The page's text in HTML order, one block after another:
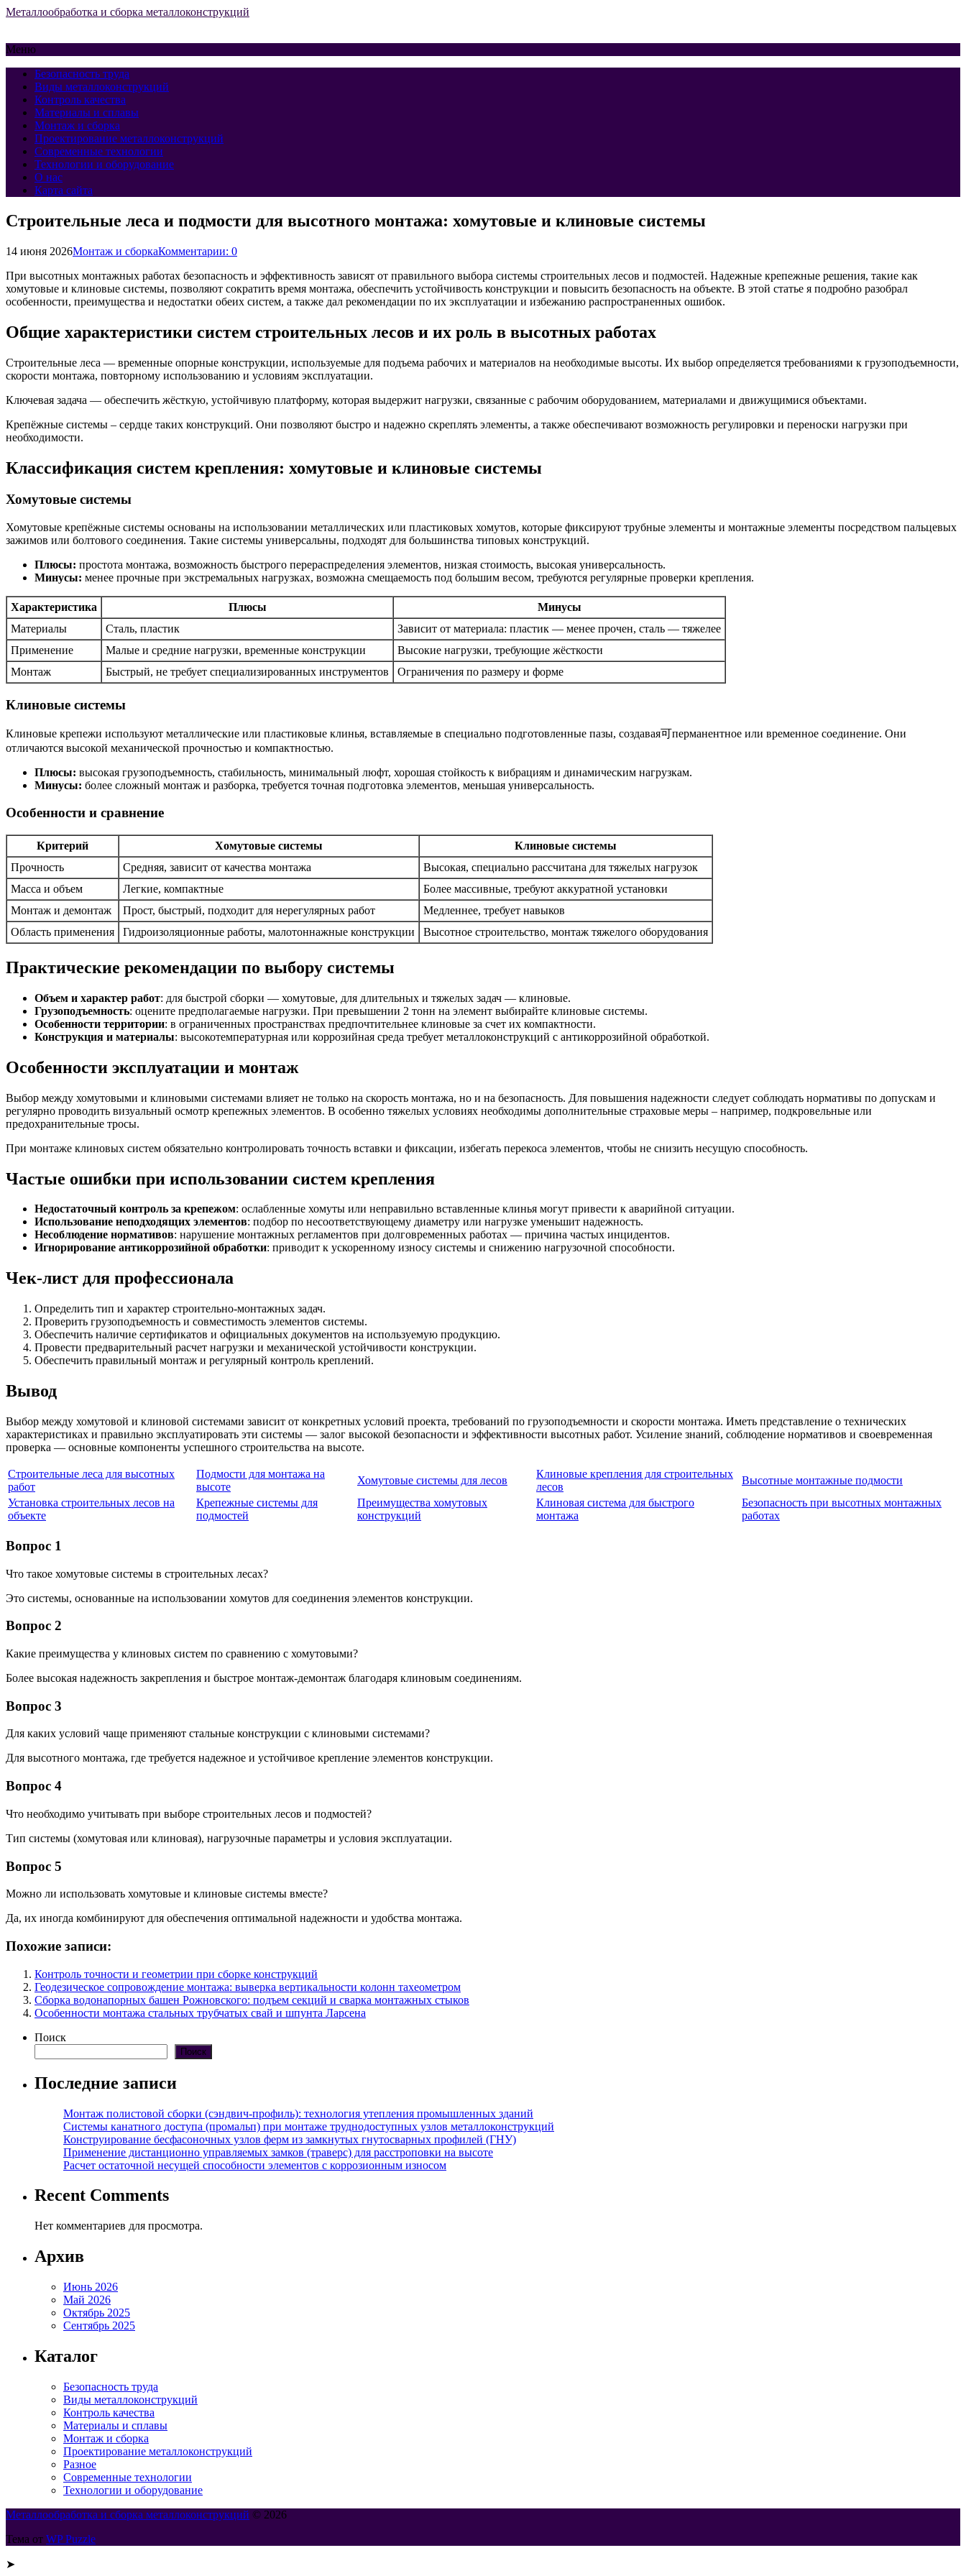
Металлообработка и сборка металлоконструкций
Меню
Безопасность труда
Виды металлоконструкций
Контроль качества
Материалы и сплавы
Монтаж и сборка
Проектирование металлоконструкций
Современные технологии
Технологии и оборудование
О нас
Карта сайта
Строительные леса и подмости для высотного монтажа: хомутовые и клиновые системы
14 июня 2026Монтаж и сборкаКомментарии: 0
При высотных монтажных работах безопасность и эффективность зависят от правильного выбора системы строительных лесов и подмостей. Надежные крепежные решения, такие как
хомутовые и клиновые системы, позволяют сократить время монтажа, обеспечить устойчивость конструкции и повысить безопасность на объекте. В этой статье я подробно разобрал
особенности, преимущества и недостатки обеих систем, а также дал рекомендации по их эксплуатации и избежанию распространенных ошибок.
Общие характеристики систем строительных лесов и их роль в высотных работах
Строительные леса — временные опорные конструкции, используемые для подъема рабочих и материалов на необходимые высоты. Их выбор определяется требованиями к грузоподъемности,
скорости монтажа, повторному использованию и условиям эксплуатации.
Ключевая задача — обеспечить жёсткую, устойчивую платформу, которая выдержит нагрузки, связанные с рабочим оборудованием, материалами и движущимися объектами.
Крепёжные системы – сердце таких конструкций. Они позволяют быстро и надежно скреплять элементы, а также обеспечивают возможность регулировки и переноски нагрузки при
необходимости.
Классификация систем крепления: хомутовые и клиновые системы
Хомутовые системы
Хомутовые крепёжные системы основаны на использовании металлических или пластиковых хомутов, которые фиксируют трубные элементы и монтажные элементы посредством пальцевых
зажимов или болтового соединения. Такие системы универсальны, подходят для большинства типовых конструкций.
Плюсы: простота монтажа, возможность быстрого перераспределения элементов, низкая стоимость, высокая универсальность.
Минусы: менее прочные при экстремальных нагрузках, возможна смещаемость под большим весом, требуются регулярные проверки крепления.
Характеристика Плюсы
Минусы
Материалы
Сталь, пластик
Зависит от материала: пластик — менее прочен, сталь — тяжелее
Применение
Малые и средние нагрузки, временные конструкции
Высокие нагрузки, требующие жёсткости
Монтаж
Быстрый, не требует специализированных инструментов Ограничения по размеру и форме
Клиновые системы
Клиновые крепежи используют металлические или пластиковые клинья, вставляемые в специально подготовленные пазы, создавая可перманентное или временное соединение. Они
отличаются высокой механической прочностью и компактностью.
Плюсы: высокая грузоподъемность, стабильность, минимальный люфт, хорошая стойкость к вибрациям и динамическим нагрузкам.
Минусы: более сложный монтаж и разборка, требуется точная подготовка элементов, меньшая универсальность.
Особенности и сравнение
Критерий Хомутовые системы
Клиновые системы
Прочность
Средняя, зависит от качества монтажа
Высокая, специально рассчитана для тяжелых нагрузок
Масса и объем
Легкие, компактные
Более массивные, требуют аккуратной установки
Монтаж и демонтаж
Прост, быстрый, подходит для нерегулярных работ
Медленнее, требует навыков
Область применения
Гидроизоляционные работы, малотоннажные конструкции Высотное строительство, монтаж тяжелого оборудования
Практические рекомендации по выбору системы
Объем и характер работ: для быстрой сборки — хомутовые, для длительных и тяжелых задач — клиновые.
Грузоподъемность: оцените предполагаемые нагрузки. При превышении 2 тонн на элемент выбирайте клиновые системы.
Особенности территории: в ограниченных пространствах предпочтительнее клиновые за счет их компактности.
Конструкция и материалы: высокотемпературная или коррозийная среда требует металлоконструкций с антикоррозийной обработкой.
Особенности эксплуатации и монтаж
Выбор между хомутовыми и клиновыми системами влияет не только на скорость монтажа, но и на безопасность. Для повышения надежности следует соблюдать нормативы по допускам и
регулярно проводить визуальный осмотр крепежных элементов. В особенно тяжелых условиях необходимы дополнительные страховые меры – например, подкровельные или
предохранительные тросы.
При монтаже клиновых систем обязательно контролировать точность вставки и фиксации, избегать перекоса элементов, чтобы не снизить несущую способность.
Частые ошибки при использовании систем крепления
Недостаточный контроль за крепежом: ослабленные хомуты или неправильно вставленные клинья могут привести к аварийной ситуации.
Использование неподходящих элементов: подбор по несоответствующему диаметру или нагрузке уменьшит надежность.
Несоблюдение нормативов: нарушение монтажных регламентов при долговременных работах — причина частых инцидентов.
Игнорирование антикоррозийной обработки: приводит к ускоренному износу системы и снижению нагрузочной способности.
Чек-лист для профессионала
Определить тип и характер строительно-монтажных задач.
Проверить грузоподъемность и совместимость элементов системы.
Обеспечить наличие сертификатов и официальных документов на используемую продукцию.
Провести предварительный расчет нагрузки и механической устойчивости конструкции.
Обеспечить правильный монтаж и регулярный контроль креплений.
Вывод
Выбор между хомутовой и клиновой системами зависит от конкретных условий проекта, требований по грузоподъемности и скорости монтажа. Иметь представление о технических
характеристиках и правильно эксплуатировать эти системы — залог высокой безопасности и эффективности высотных работ. Усиление знаний, соблюдение нормативов и своевременная
проверка — основные компоненты успешного строительства на высоте.
Строительные леса для высотных
работ
Подмости для монтажа на
высоте
Хомутовые системы для лесов
Клиновые крепления для строительных
лесов
Высотные монтажные подмости
Установка строительных лесов на
объекте
Крепежные системы для
подмостей
Преимущества хомутовых
конструкций
Клиновая система для быстрого
монтажа
Безопасность при высотных монтажных
работах
Вопрос 1
Что такое хомутовые системы в строительных лесах?
Это системы, основанные на использовании хомутов для соединения элементов конструкции.
Вопрос 2
Какие преимущества у клиновых систем по сравнению с хомутовыми?
Более высокая надежность закрепления и быстрое монтаж-демонтаж благодаря клиновым соединениям.
Вопрос 3
Для каких условий чаще применяют стальные конструкции с клиновыми системами?
Для высотного монтажа, где требуется надежное и устойчивое крепление элементов конструкции.
Вопрос 4
Что необходимо учитывать при выборе строительных лесов и подмостей?
Тип системы (хомутовая или клиновая), нагрузочные параметры и условия эксплуатации.
Вопрос 5
Можно ли использовать хомутовые и клиновые системы вместе?
Да, их иногда комбинируют для обеспечения оптимальной надежности и удобства монтажа.
Похожие записи:
Контроль точности и геометрии при сборке конструкций
Геодезическое сопровождение монтажа: выверка вертикальности колонн тахеометром
Сборка водонапорных башен Рожновского: подъем секций и сварка монтажных стыков
Особенности монтажа стальных трубчатых свай и шпунта Ларсена
Поиск
Поиск
Последние записи
Монтаж полистовой сборки (сэндвич-профиль): технология утепления промышленных зданий
Системы канатного доступа (промальп) при монтаже труднодоступных узлов металлоконструкций
Конструирование бесфасоночных узлов ферм из замкнутых гнутосварных профилей (ГНУ)
Применение дистанционно управляемых замков (траверс) для расстроповки на высоте
Расчет остаточной несущей способности элементов с коррозионным износом
Recent Comments
Нет комментариев для просмотра.
Архив
Июнь 2026
Май 2026
Октябрь 2025
Сентябрь 2025
Каталог
Безопасность труда
Виды металлоконструкций
Контроль качества
Материалы и сплавы
Монтаж и сборка
Проектирование металлоконструкций
Разное
Современные технологии
Технологии и оборудование
Металлообработка и сборка металлоконструкций © 2026
Тема от WP Puzzle
➤